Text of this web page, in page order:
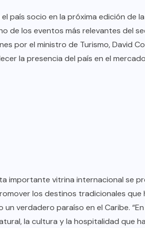
país socio en la próxima edición de
de los eventos más relevantes del
por el ministro de Turismo, David
la presencia del país en el
importante vitrina internacional se
los destinos tradicionales que
verdadero paraíso en el Caribe. “En
la cultura y la hospitalidad que